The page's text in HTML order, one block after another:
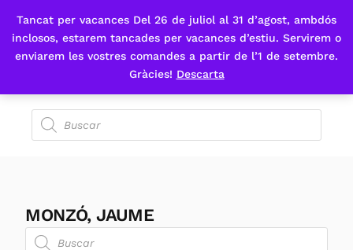
Tancat per vacances Del 26 de juliol al 31 d’agost, ambdós
inclosos, estarem tancades per vacances d’estiu. Servirem o
enviarem les vostres comandes a partir de l’1 de setembre.
Gràcies! Descarta
Fes-te'n sòcia
MONZÓ, JAUME